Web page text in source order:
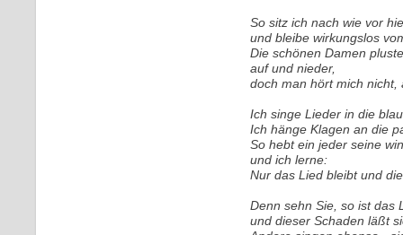
So sitz ich nach wie vor
und bleibe wirkungslos
Die schönen Damen
auf und nieder,
doch man hört mich nicht,
Ich singe Lieder in die
Ich hänge Klagen an die
So hebt ein jeder seine
und ich lerne:
Nur das Lied bleibt und
Denn sehn Sie, so ist das
und dieser Schaden läßt